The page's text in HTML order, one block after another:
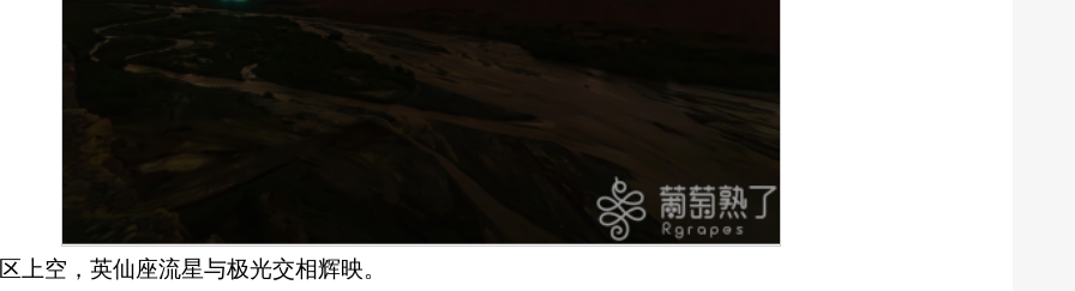
上空，英仙座流星与极光交相辉映。